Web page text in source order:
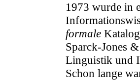
1973 wurde in
formale
Sparck-Jones
Linguistik und
Schon lange